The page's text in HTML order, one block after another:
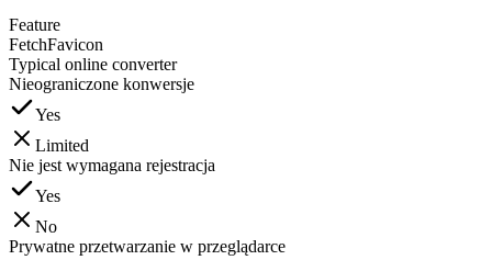
Feature
FetchFavicon
Typical online converter
Nieograniczone konwersje
Yes
Limited
Nie jest wymagana rejestracja
Yes
No
Prywatne przetwarzanie w przeglądarce